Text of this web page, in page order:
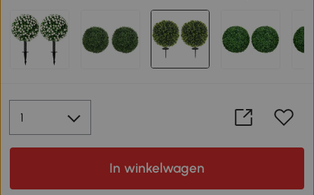
In winkelwagen